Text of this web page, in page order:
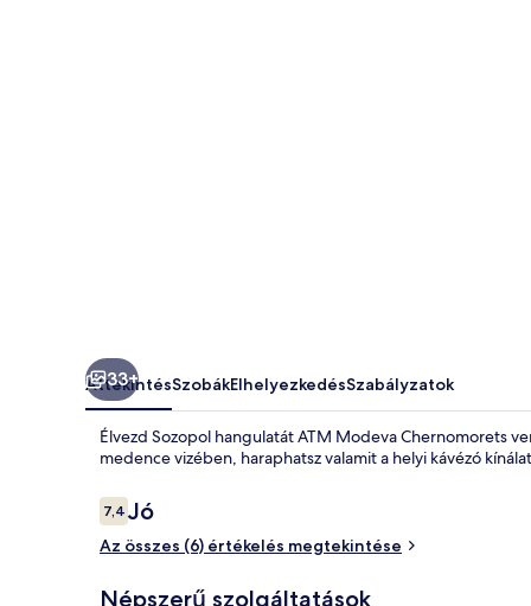
33+
ÁttekintésSzobákElhelyezkedésSzabályzatok
Élvezd Sozopol hangulatát ATM Modeva Chernomorets
medence vizében, haraphatsz valamit a helyi kávézó
Értékelések
7,47,4 ennyiből: 10
Jó
Az összes (6) értékelés megtekintése
Népszerű szolgáltatások